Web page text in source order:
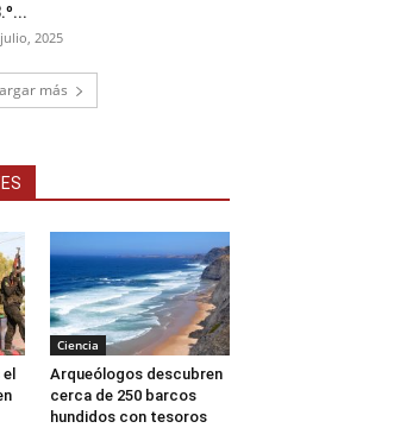
2025
más
Ciencia
Arqueólogos descubren
cerca de 250 barcos
hundidos con tesoros